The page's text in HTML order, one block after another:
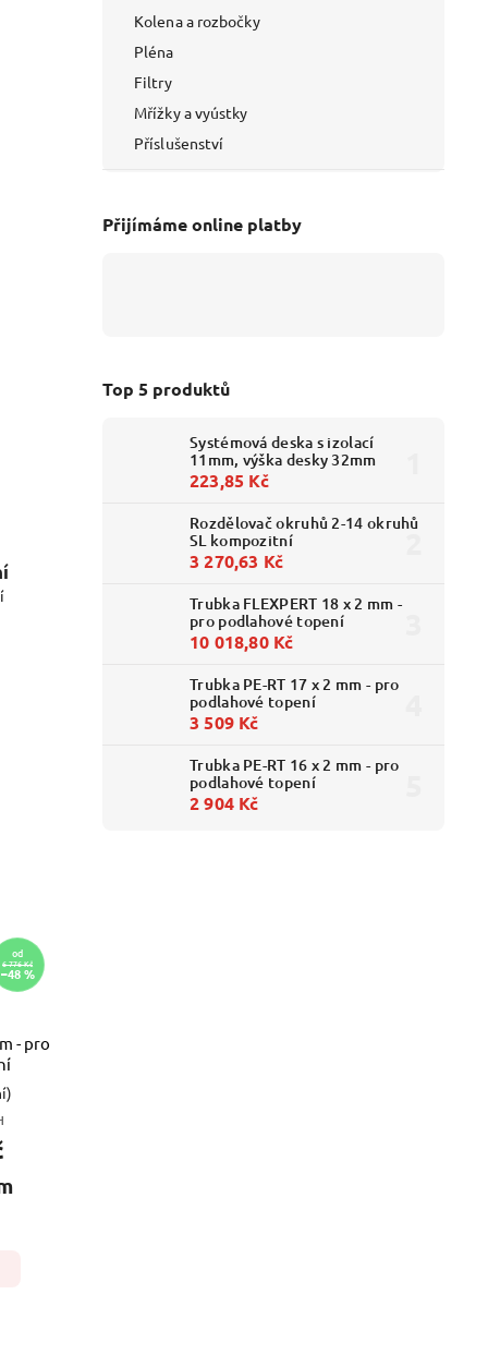
Kolena a rozbočky
Pléna
Filtry
Mřížky a vyústky
Příslušenství
Přijímáme online platby
Top 5 produktů
Systémová deska s izolací
11mm, výška desky 32mm
223,85 Kč
Rozdělovač okruhů 2-14 okruhů
SL kompozitní
3 270,63 Kč
Trubka FLEXPERT 18 x 2 mm -
pro podlahové topení
10 018,80 Kč
Trubka PE-RT 17 x 2 mm - pro
podlahové topení
3 509 Kč
Trubka PE-RT 16 x 2 mm - pro
podlahové topení
2 904 Kč
od
6 776 Kč
–48 %
- pro